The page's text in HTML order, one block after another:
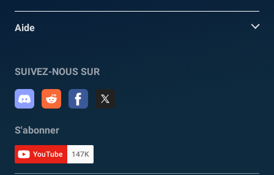
Aide
SUIVEZ-NOUS SUR
S'abonner
YouTube 147K